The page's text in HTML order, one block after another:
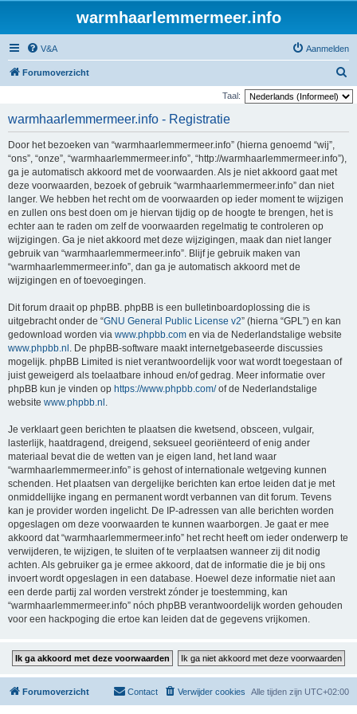
warmhaarlemmermeer.info
V&A Aanmelden
Forumoverzicht
o
Taal:
warmhaarlemmermeer.info - Registratie
Door het bezoeken van “warmhaarlemmermeer.info” (hierna genoemd “wij”,
“ons”, “onze”, “warmhaarlemmermeer.info”, “http://warmhaarlemmermeer.info”),
ga je automatisch akkoord met de voorwaarden. Als je niet akkoord gaat met
deze voorwaarden, bezoek of gebruik “warmhaarlemmermeer.info” dan niet
langer. We hebben het recht om de voorwaarden op ieder moment te wijzigen
en zullen ons best doen om je hiervan tijdig op de hoogte te brengen, het is
echter aan te raden om zelf de voorwaarden regelmatig te controleren op
wijzigingen. Ga je niet akkoord met deze wijzigingen, maak dan niet langer
gebruik van “warmhaarlemmermeer.info”. Blijf je gebruik maken van
“warmhaarlemmermeer.info”, dan ga je automatisch akkoord met de
wijzigingen en of toevoegingen.
Dit forum draait op phpBB. phpBB is een bulletinboardoplossing die is
uitgebracht onder de “GNU General Public License v2” (hierna “GPL”) en kan
gedownload worden via www.phpbb.com en via de Nederlandstalige website
www.phpbb.nl . De phpBB-software maakt internetgebaseerde discussies
mogelijk. phpBB Limited is niet verantwoordelijk voor wat wordt toegestaan of
juist geweigerd als toelaatbare inhoud en/of gedrag. Meer informatie over
phpBB kun je vinden op https://www.phpbb.com/of de Nederlandstalige
website www.phpbb.nl .
Je verklaart geen berichten te plaatsen die kwetsend, obsceen, vulgair,
lasterlijk, haatdragend, dreigend, seksueel georiënteerd of enig ander
materiaal bevat die de wetten van je eigen land, het land waar
“warmhaarlemmermeer.info” is gehost of internationale wetgeving kunnen
schenden. Het plaatsen van dergelijke berichten kan ertoe leiden dat je met
onmiddellijke ingang en permanent wordt verbannen van dit forum. Tevens
kan je provider worden ingelicht. De IP-adressen van alle berichten worden
opgeslagen om deze voorwaarden te kunnen waarborgen. Je gaat er mee
akkoord dat “warmhaarlemmermeer.info” het recht heeft om ieder onderwerp te
verwijderen, te wijzigen, te sluiten of te verplaatsen wanneer zij dit nodig
achten. Als gebruiker ga je ermee akkoord, dat de informatie die je bij ons
invoert wordt opgeslagen in een database. Hoewel deze informatie niet aan
een derde partij zal worden verstrekt zónder je toestemming, kan
“warmhaarlemmermeer.info” nóch phpBB verantwoordelijk worden gehouden
voor een hackpoging die ertoe kan leiden dat de gegevens vrijkomen.
Forumoverzicht Alle tijden zijn UTC+02:00
Verwijder cookies
Contact